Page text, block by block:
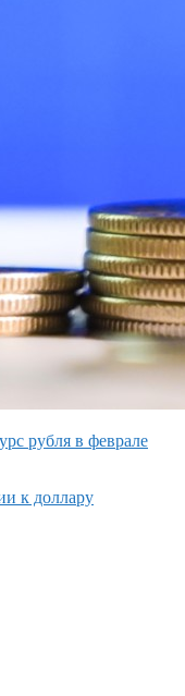
рубля в феврале
к доллару